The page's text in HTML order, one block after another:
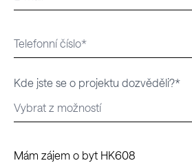
Kde jste se o projektu dozvěděli?*